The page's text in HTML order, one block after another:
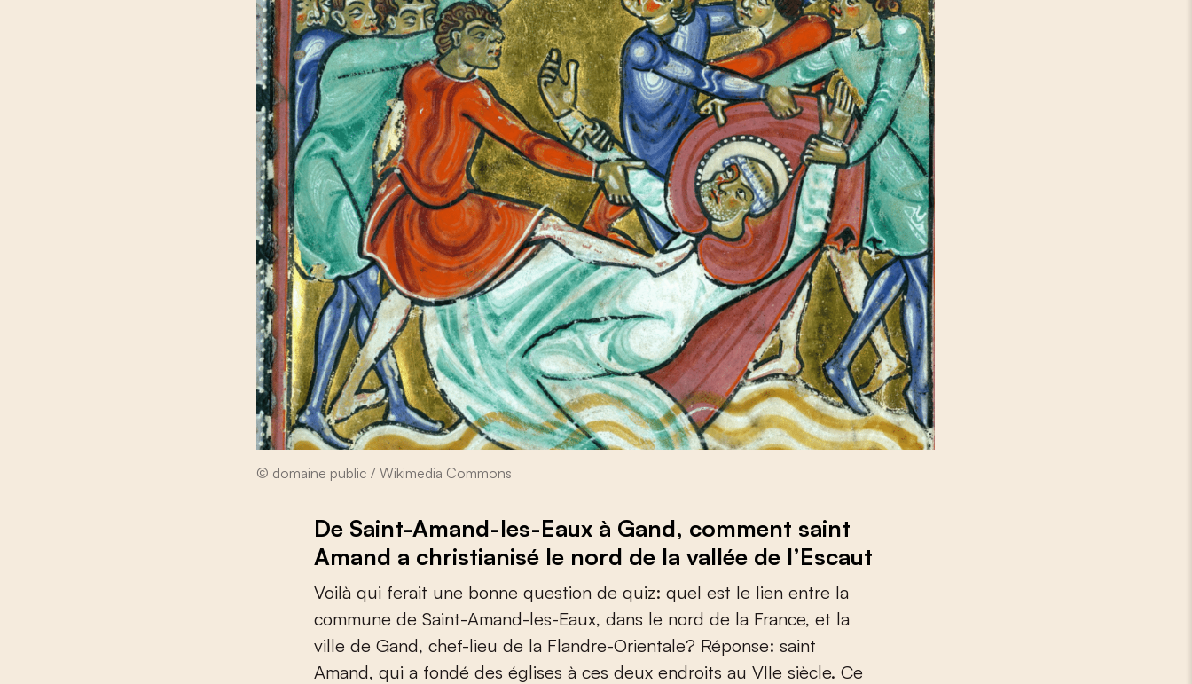
© domaine public / Wikimedia Commons
De Saint-Amand-les-Eaux à Gand, comment saint
Amand a christianisé le nord de la vallée de l’Escaut
Voilà qui ferait une bonne question de quiz: quel est le lien entre la
commune de Saint-Amand-les-Eaux, dans le nord de la France, et la
ville de Gand, chef-lieu de la Flandre-Orientale? Réponse: saint
Amand, qui a fondé des églises à ces deux endroits au VIIe siècle. Ce